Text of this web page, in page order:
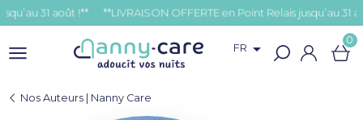
31 août !**
FR  0
Nos Auteurs | Nanny Care